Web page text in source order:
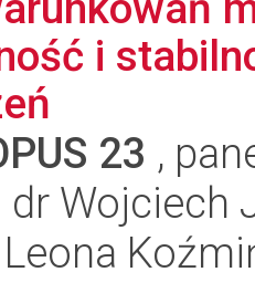
i
23 ,
dr Wojciech